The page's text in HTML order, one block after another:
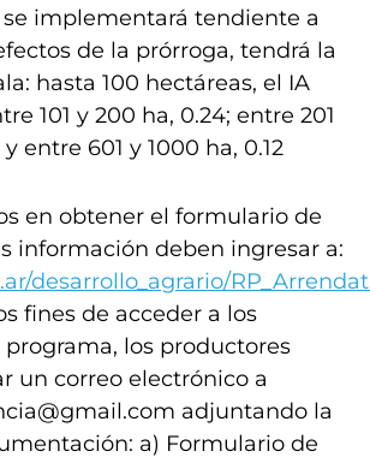
implementará tendiente a
de la prórroga, tendrá la
hasta 100 hectáreas, el IA
101 y 200 ha, 0.24; entre 201
entre 601 y 1000 ha, 0.12
en obtener el formulario de
información deben ingresar a:
desarrollo_agrario/
fines de acceder a los
los productores
un correo electrónico a
adjuntando la
a) Formulario de